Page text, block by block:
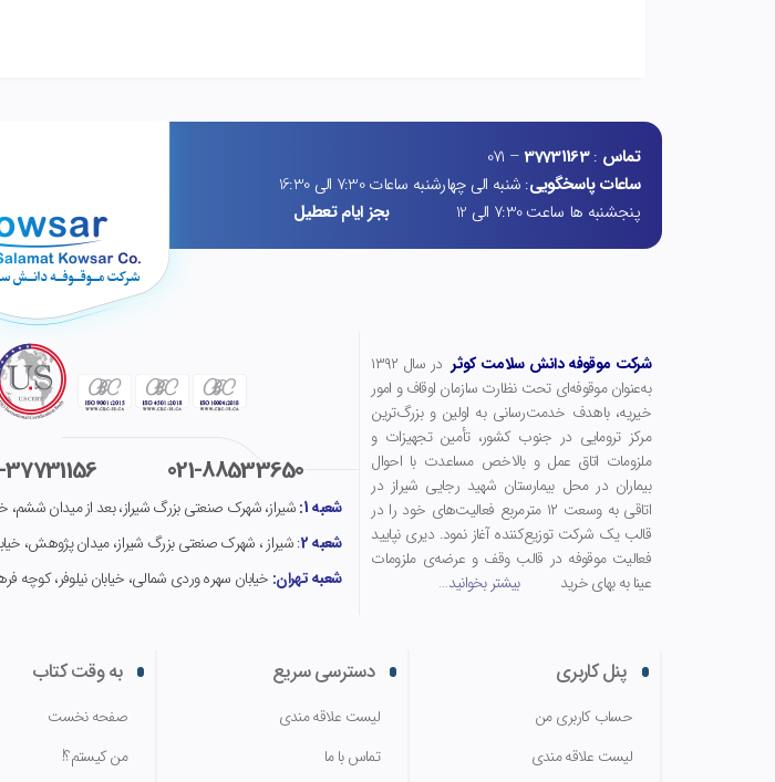
تماس :
37731163
– 071
ساعات پاسخگویی: شنبه الی چهارشنبه ساعات 7:30 الی 16:30
پنجشنبه ها ساعت 7:30 الی 12
بجز ایام تعطیل
شرکت موقوفه دانش سلامت کوثر
در سال ۱۳۹۲
به‌عنوان موقوفه‌ای تحت نظارت سازمان اوقاف و امور
خیریه، باهدف خدمت‌رسانی به اولین و بزرگ‌ترین
مرکز ترومایی در جنوب کشور، تأمین تجهیزات و
ملزومات اتاق عمل و بالاخص مساعدت با احوال
بیماران در محل بیمارستان شهید رجایی شیراز در
اتاقی به وسعت ۱۲ مترمربع فعالیت‌های خود را در
قالب یک شرکت توزیع‌کننده آغاز نمود. دیری نپایید
فعالیت موقوفه در قالب وقف و عرضه‌ی ملزومات
عینا به بهای خریدبیشتر بخوانید…
021-88533650
37731156
شعبه 1: شیراز، شهرک صنعتی بزرگ شیراز، بعد از میدان ششم،
شعبه 2 :شیراز ، شهرک صنعتی بزرگ شیراز، میدان پژوهش،
شعبه تهران: خیابان سهره وردی شمالی، خیابان نیلوفر، کوچه فرهاد، پلاک3،
پنل کاربری
حساب کاربری من
لیست علاقه مندی
دسترسی سریع
لیست علاقه مندی
تماس با ما
به وقت کتاب
صفحه نخست
من کیستم؟!